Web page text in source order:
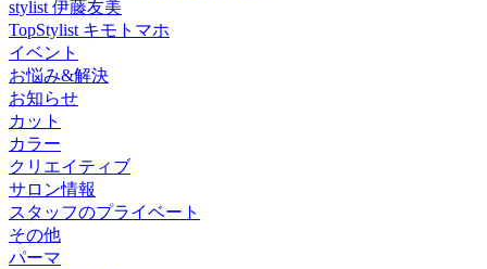
stylist 伊藤友美
TopStylist キモトマホ
イベント
お悩み&解決
お知らせ
カット
カラー
クリエイティブ
サロン情報
スタッフのプライベート
その他
パーマ